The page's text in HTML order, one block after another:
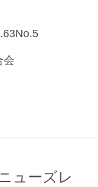
会
ューズレ